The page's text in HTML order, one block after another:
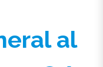
al